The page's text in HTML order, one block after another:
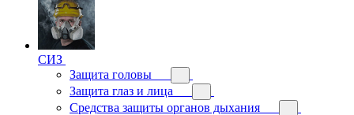
СИЗ
Защита головы
Защита глаз и лица
Средства защиты органов дыхания